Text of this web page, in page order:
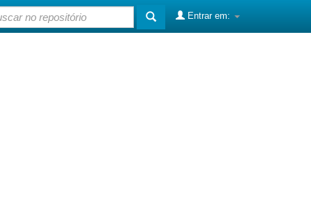
Entrar em: